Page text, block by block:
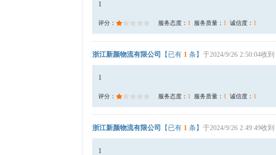
1
评分： 服务态度： 1 服务质量： 1 诚信度： 1
浙江新颜物流有限公司 【已有 1 条】 于2024/9/26 2:50:04收到
1
评分： 服务态度： 1 服务质量： 1 诚信度： 1
浙江新颜物流有限公司 【已有 1 条】 于2024/9/26 2:49:49收到
1